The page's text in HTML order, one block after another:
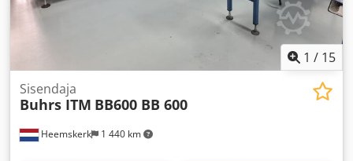
1 / 15
Heemskerk 1 440 km
Sisendaja
Buhrs ITM BB600 BB 600